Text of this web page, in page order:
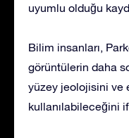
uyumlu olduğu
Bilim insanları,
görüntülerin daha
yüzey jeolojisini ve
kullanılabileceğini